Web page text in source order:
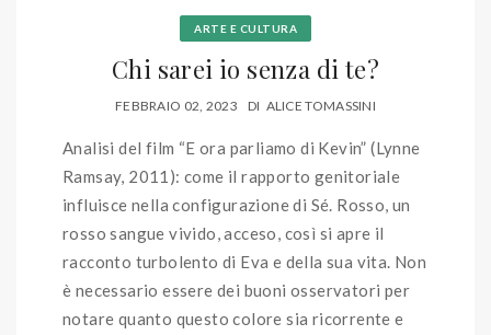
ARTE E CULTURA
Chi sarei io senza di te?
FEBBRAIO 02, 2023 DI ALICE TOMASSINI
Analisi del film “E ora parliamo di Kevin” (Lynne
Ramsay, 2011): come il rapporto genitoriale
influisce nella configurazione di Sé. Rosso, un
rosso sangue vivido, acceso, così si apre il
racconto turbolento di Eva e della sua vita. Non
è necessario essere dei buoni osservatori per
notare quanto questo colore sia ricorrente e